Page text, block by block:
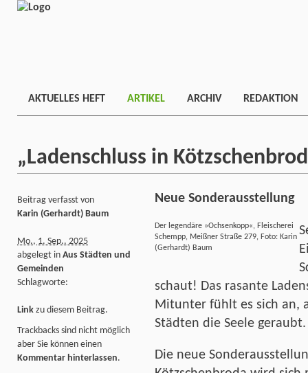
AKTUELLES HEFT ARTIKEL ARCHIV REDAKTION
„Ladenschluss in
Neue Sonderausstellung
Der legendäre »Ochsenkopp«, Fleischerei
Schempp, Meißner Straße 279, Foto: Karin
(Gerhardt) Baum
schaut! Das rasante
Mitunter fühlt es sich an,
Städten die Seele geraubt.
Die neue
Beitrag verfasst von
Karin (Gerhardt) Baum
Mo., 1. Sep.. 2025
abgelegt in Aus Städten und
Gemeinden
Schlagworte:
Link zu diesem Beitrag.
Trackbacks sind nicht möglich
aber Sie können einen
Kommentar hinterlassen.